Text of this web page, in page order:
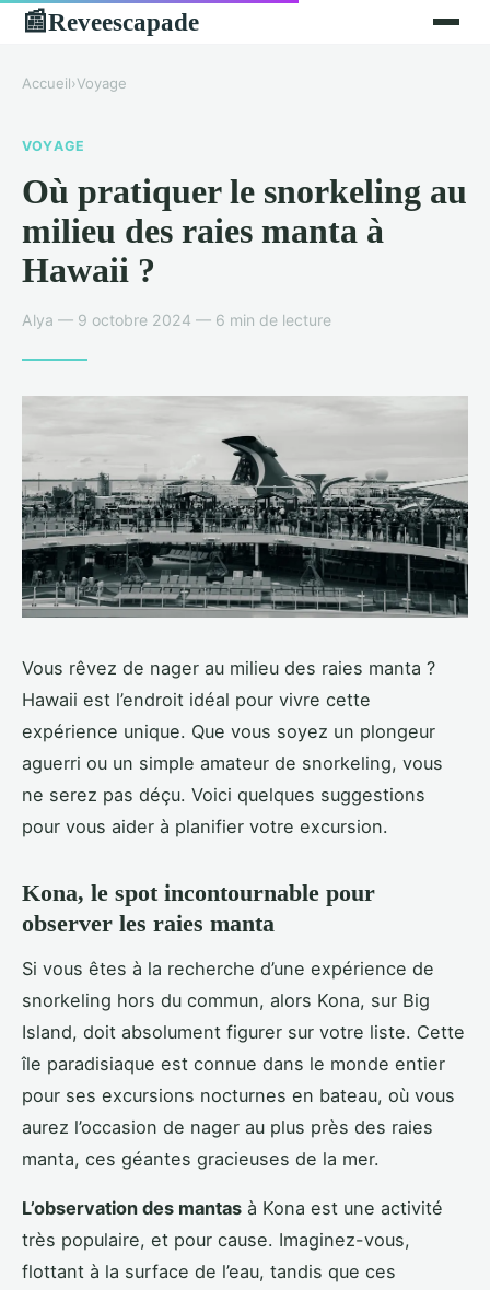
📰Reveescapade
Accueil›Voyage
VOYAGE
Où pratiquer le snorkeling au
milieu des raies manta à
Hawaii ?
Alya — 9 octobre 2024 — 6 min de lecture
Vous rêvez de nager au milieu des raies manta ?
Hawaii est l’endroit idéal pour vivre cette
expérience unique. Que vous soyez un plongeur
aguerri ou un simple amateur de snorkeling, vous
ne serez pas déçu. Voici quelques suggestions
pour vous aider à planifier votre excursion.
Kona, le spot incontournable pour
observer les raies manta
Si vous êtes à la recherche d’une expérience de
snorkeling hors du commun, alors Kona, sur Big
Island, doit absolument figurer sur votre liste. Cette
île paradisiaque est connue dans le monde entier
pour ses excursions nocturnes en bateau, où vous
aurez l’occasion de nager au plus près des raies
manta, ces géantes gracieuses de la mer.
L’observation des mantas à Kona est une activité
très populaire, et pour cause. Imaginez-vous,
flottant à la surface de l’eau, tandis que ces